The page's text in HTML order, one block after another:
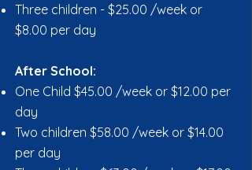
Three children - $25.00 /week or
$8.00 per day
After School:
One Child $45.00 /week or $12.00 per
day
Two children $58.00 /week or $14.00
per day